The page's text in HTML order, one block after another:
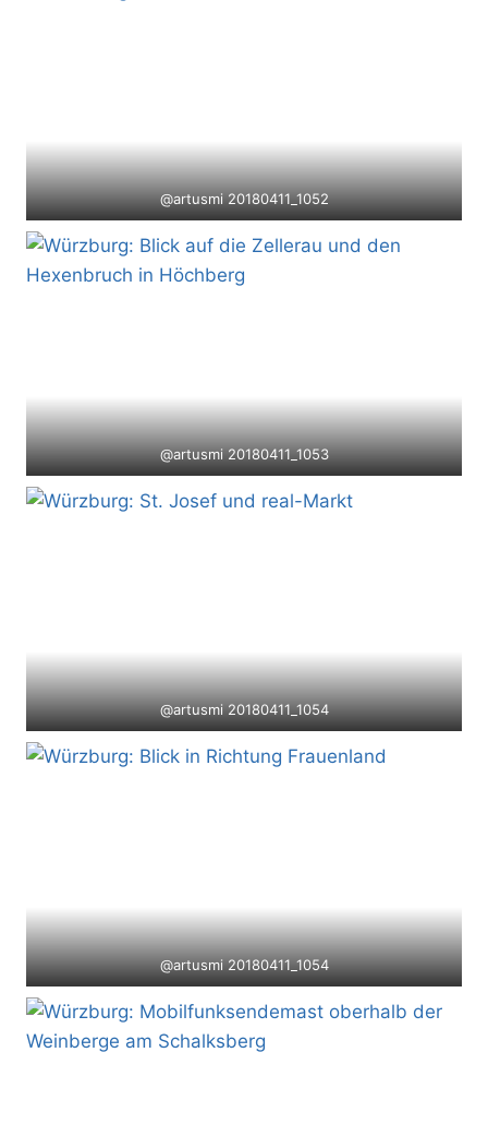
@artusmi 20180411_1052
@artusmi 20180411_1053
@artusmi 20180411_1054
@artusmi 20180411_1054